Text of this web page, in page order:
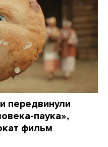
передвинули
паука»,
фильм